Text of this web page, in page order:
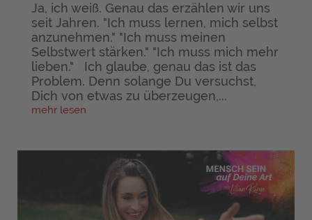
Ja, ich weiß. Genau das erzählen wir uns
seit Jahren. "Ich muss lernen, mich selbst
anzunehmen." "Ich muss meinen
Selbstwert stärken." "Ich muss mich mehr
lieben." Ich glaube, genau das ist das
Problem. Denn solange Du versuchst,
Dich von etwas zu überzeugen,...
mehr lesen